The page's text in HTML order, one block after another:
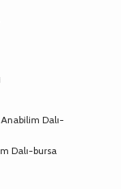
Dalı-
Dalı-bursa